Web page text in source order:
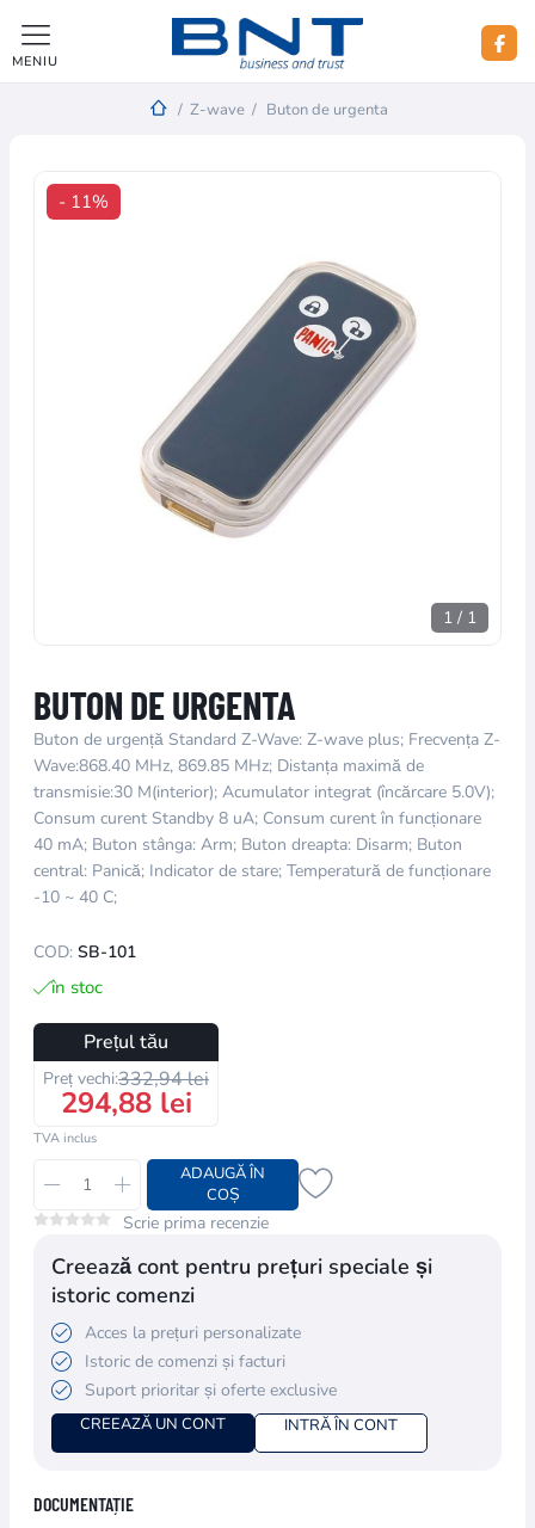
MENIU
/ Z-wave / Buton de urgenta
1 / 1
- 11%
BUTON DE URGENTA
Buton de urgență Standard Z-Wave: Z-wave plus; Frecvența Z-
Wave:868.40 MHz, 869.85 MHz; Distanța maximă de
transmisie:30 M(interior); Acumulator integrat (încărcare 5.0V);
Consum curent Standby 8 uA; Consum curent în funcționare
40 mA; Buton stânga: Arm; Buton dreapta: Disarm; Buton
central: Panică; Indicator de stare; Temperatură de funcționare
-10 ~ 40 C;
COD: SB-101
în stoc
Prețul tău
Preț vechi:332,94 lei
294,88 lei
TVA inclus
ADAUGĂ ÎN
COȘ
Scrie prima recenzie
Creează cont pentru prețuri speciale și
istoric comenzi
Acces la prețuri personalizate
Istoric de comenzi și facturi
Suport prioritar și oferte exclusive
CREEAZĂ UN CONT INTRĂ ÎN CONT
DOCUMENTAȚIE